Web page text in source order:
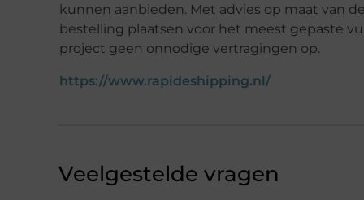
kunnen aanbieden. Met advies op maat van
bestelling plaatsen voor het meest gepaste
project geen onnodige vertragingen op.
https://www.rapideshipping.nl/
Veelgestelde vragen